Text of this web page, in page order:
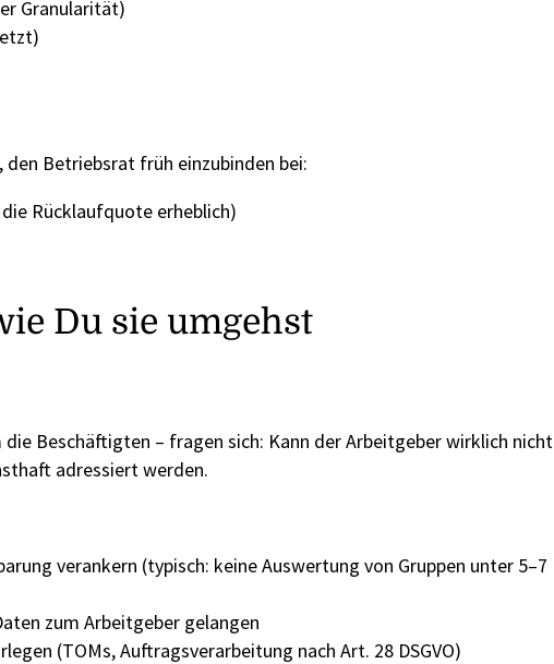
Granularität)
Betriebsrat früh einzubinden bei:
Rücklaufquote erheblich)
Du sie umgehst
Beschäftigten – fragen sich: Kann der Arbeitgeber wirklich nicht
adressiert werden.
verankern (typisch: keine Auswertung von Gruppen unter 5–7
zum Arbeitgeber gelangen
(TOMs, Auftragsverarbeitung nach Art. 28 DSGVO)